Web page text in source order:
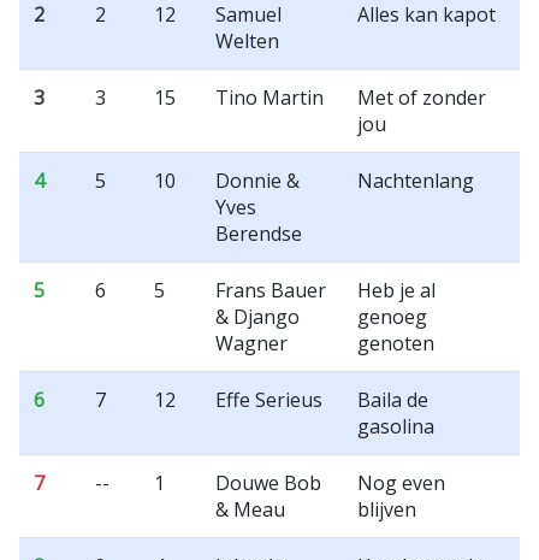
2 2 12
Samuel
Welten
Alles kan kapot
3 3 15 Tino Martin
Met of zonder
jou
4 5 10
Donnie &
Yves
Berendse
Nachtenlang
5 6 5
Frans Bauer
& Django
Wagner
Heb je al
genoeg
genoten
6 7 12 Effe Serieus
Baila de
gasolina
7 -- 1
Douwe Bob
& Meau
Nog even
blijven